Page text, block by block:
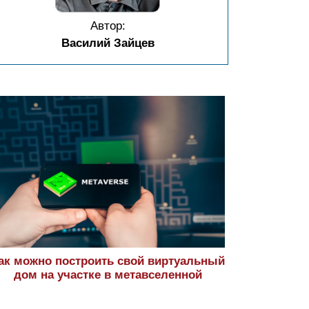
Автор:
Василий Зайцев
можно построить свой виртуальный
дом на участке в метавселенной